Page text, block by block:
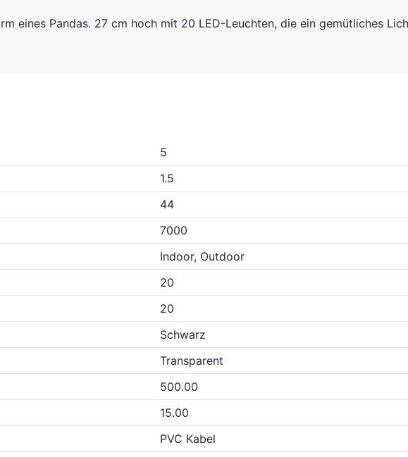
eines Pandas. 27 cm hoch mit 20 LED-Leuchten, die ein gemütliches
5
1.5
44
7000
Indoor, Outdoor
20
20
Schwarz
Transparent
500.00
15.00
PVC Kabel